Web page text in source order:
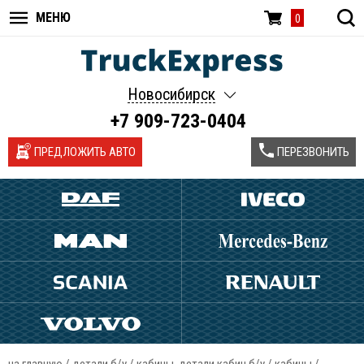
МЕНЮ 0
Новосибирск
+7 909-723-0404
ПРЕДЛОЖИТЬ АВТО